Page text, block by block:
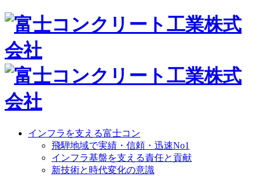
インフラを支える富士コン
飛騨地域で実績・信頼・迅速No1
インフラ基盤を支える責任と貢献
新技術と時代変化の意識